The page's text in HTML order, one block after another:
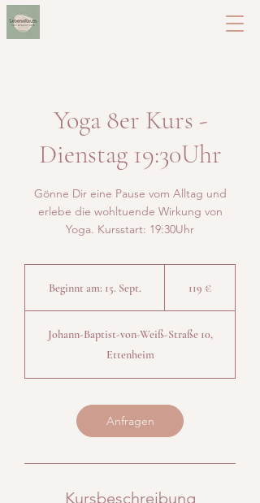
Yoga 8er Kurs -
Dienstag 19:30Uhr
Gönne Dir eine Pause vom Alltag und
erlebe die wohltuende Wirkung von
Yoga. Kursstart: 19:30Uhr
Beginnt am: 15. Sept.
e
g
i
119 €
Johann-Baptist-von-Weiß-Straße 10,
Ettenheim
Anfragen
Kursbeschreibung